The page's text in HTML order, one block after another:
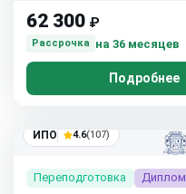
62 300 ₽
Рассрочка на 36 месяцев
Подробнее
ИПО 4.6(107)
Переподготовка Диплом